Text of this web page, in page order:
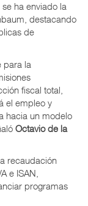
ha enviado la
destacando
de
para la
fiscal total,
el empleo y
hacia un modelo
Octavio de la
recaudación
e ISAN,
programas